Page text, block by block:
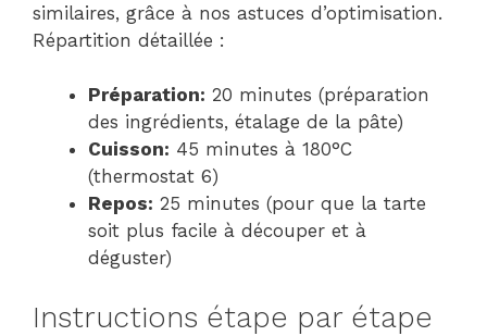
similaires, grâce à nos astuces d’optimisation.
Répartition détaillée :
Préparation: 20 minutes (préparation
des ingrédients, étalage de la pâte)
Cuisson: 45 minutes à 180°C
(thermostat 6)
Repos: 25 minutes (pour que la tarte
soit plus facile à découper et à
déguster)
Instructions étape par étape